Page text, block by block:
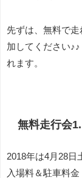
先ずは、無料で
加してください
れます。
無料走行会
2018年は4月28日
入場料＆駐車料